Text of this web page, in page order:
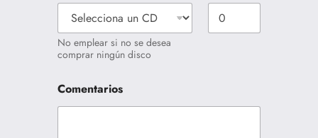
c
t
a
r
3
No emplear si no se desea
comprar ningún disco
Comentarios